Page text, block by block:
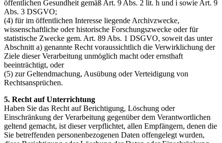
öffentlichen Gesundheit gemäß Art. 9 Abs. 2 lit. h und i sowie Art. 9
Abs. 3 DSGVO;
(4) für im öffentlichen Interesse liegende Archivzwecke,
wissenschaftliche oder historische Forschungszwecke oder für
statistische Zwecke gem. Art. 89 Abs. 1 DSGVO, soweit das unter
Abschnitt a) genannte Recht voraussichtlich die Verwirklichung der
Ziele dieser Verarbeitung unmöglich macht oder ernsthaft
beeinträchtigt, oder
(5) zur Geltendmachung, Ausübung oder Verteidigung von
Rechtsansprüchen.
5. Recht auf Unterrichtung
Haben Sie das Recht auf Berichtigung, Löschung oder
Einschränkung der Verarbeitung gegenüber dem Verantwortlichen
geltend gemacht, ist dieser verpflichtet, allen Empfängern, denen die
Sie betreffenden personenbezogenen Daten offengelegt wurden,